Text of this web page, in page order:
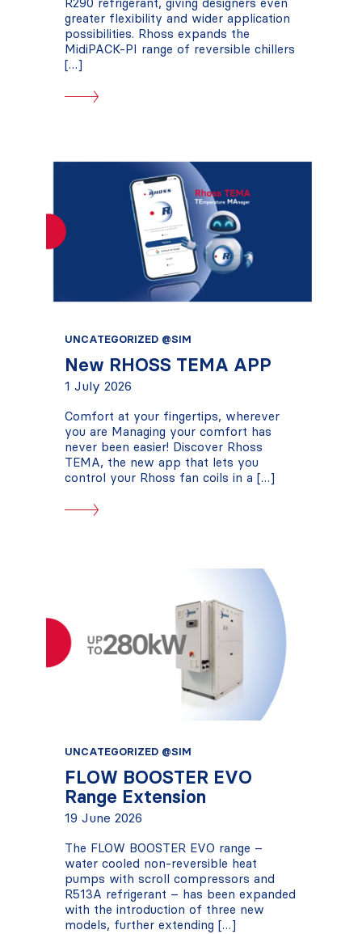
R290 refrigerant, giving designers even
greater flexibility and wider application
possibilities. Rhoss expands the
MidiPACK-PI range of reversible chillers
[…]
UNCATEGORIZED @SIM
New RHOSS TEMA APP
1 July 2026
Comfort at your fingertips, wherever
you are Managing your comfort has
never been easier! Discover Rhoss
TEMA, the new app that lets you
control your Rhoss fan coils in a […]
UNCATEGORIZED @SIM
FLOW BOOSTER EVO
Range Extension
19 June 2026
The FLOW BOOSTER EVO range –
water cooled non-reversible heat
pumps with scroll compressors and
R513A refrigerant – has been expanded
with the introduction of three new
models, further extending […]